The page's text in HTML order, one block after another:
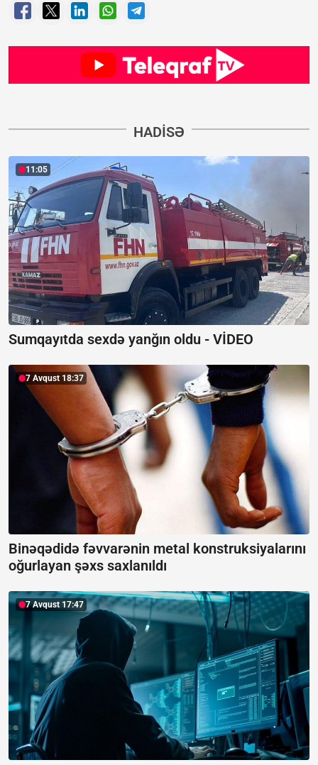
HADISƏ
11:05
Sumqayıtda sexdə yanğın oldu - VİDEO
7 Avqust 18:37
Binəqədidə fəvvarənin metal konstruksiyalarını
oğurlayan şəxs saxlanıldı
7 Avqust 17:47